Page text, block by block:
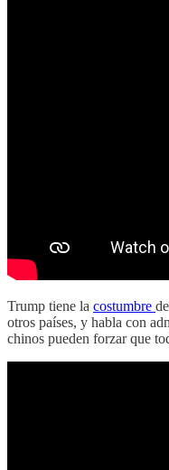
Trump tiene la costumbre
otros países, y habla con
chinos pueden forzar que